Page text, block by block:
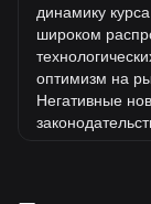
валюте: Фунт
Что означает
ETH к GBP
(ETH) и
показывает,
динамику
широком
оптимизм на
Негативные